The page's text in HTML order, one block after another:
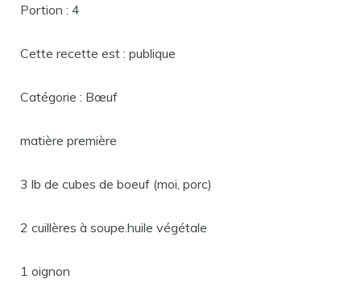
Portion : 4
Cette recette est : publique
Catégorie : Bœuf
matière première
3 lb de cubes de boeuf (moi, porc)
2 cuillères à soupe.huile végétale
1 oignon